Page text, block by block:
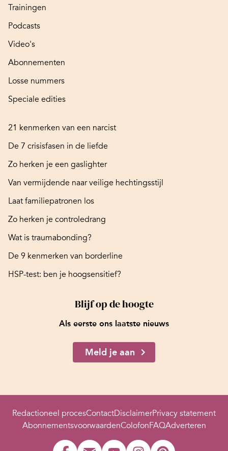
Trainingen
Podcasts
Video's
Abonnementen
Losse nummers
Speciale edities
21 kenmerken van een narcist
De 7 crisisfasen in de liefde
Zo herken je een gaslighter
Van vermijdende naar veilige hechtingsstijl
Laat familiepatronen los
Zo herken je controledrang
Wat is traumabonding?
De 9 kenmerken van borderline
HSP-test: ben je hoogsensitief?
Blijf op de hoogte
Als eerste ons laatste nieuws
Meld je aan
Redactioneel procesContactDisclaimerPrivacy statement
AbonnementsvoorwaardenColofonFAQAdverteren